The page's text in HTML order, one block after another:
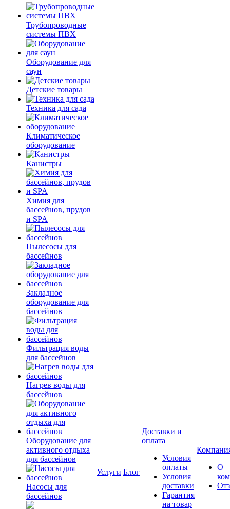
Трубопроводные
системы ПВХ
Оборудование для
саун
Детские товары
Техника для сада
Климатическое
оборудование
Канистры
Химия для
бассейнов, прудов
и SPA
Пылесосы для
бассейнов
Закладное
оборудование для
бассейнов
Фильтрация воды
для бассейнов
Нагрев воды для
бассейнов
Оборудование для
активного отдыха
для бассейнов
Насосы для
бассейнов
Услуги Блог
Доставки и
оплата
Условия
оплаты
Условия
доставки
Гарантия
на товар
О